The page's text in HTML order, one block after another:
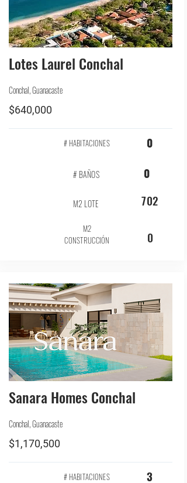
Lotes Laurel Conchal
Conchal, Guanacaste
$640,000
# HABITACIONES 0
# BAÑOS 0
M2 LOTE 702
M2
CONSTRUCCIÓN
0
Sanara Homes Conchal
Conchal, Guanacaste
$1,170,500
# HABITACIONES 3